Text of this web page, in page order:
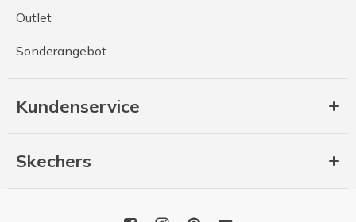
Outlet
Sonderangebot
Kundenservice
Skechers